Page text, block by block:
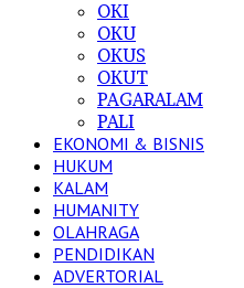
OKI
OKU
OKUS
OKUT
PAGARALAM
PALI
EKONOMI & BISNIS
HUKUM
KALAM
HUMANITY
OLAHRAGA
PENDIDIKAN
ADVERTORIAL